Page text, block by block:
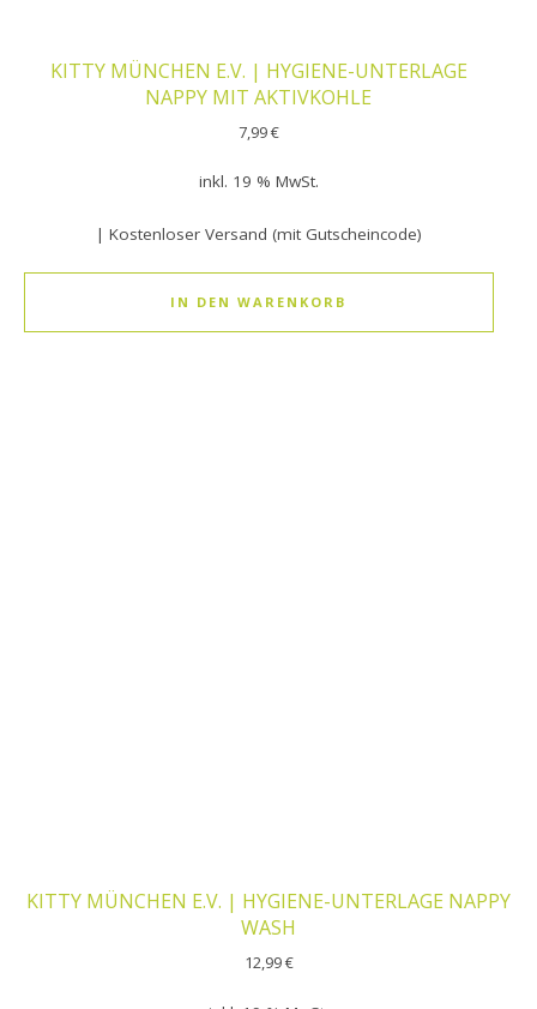
KITTY MÜNCHEN E.V. | HYGIENE-UNTERLAGE
NAPPY MIT AKTIVKOHLE
7,99€
inkl. 19 % MwSt.
| Kostenloser Versand (mit Gutscheincode)
IN DEN WARENKORB
KITTY MÜNCHEN E.V. | HYGIENE-UNTERLAGE NAPPY
WASH
12,99€